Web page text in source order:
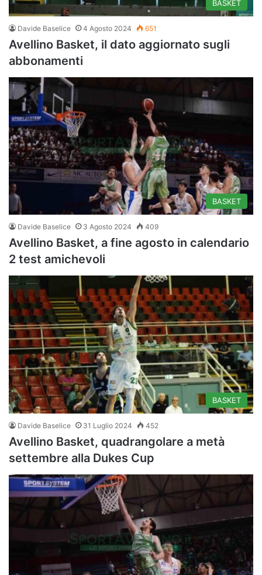
BASKET
Davide Baselice 4 Agosto 2024 651
Avellino Basket, il dato aggiornato sugli
abbonamenti
BASKET
Davide Baselice 3 Agosto 2024 409
Avellino Basket, a fine agosto in calendario
2 test amichevoli
BASKET
Davide Baselice 31 Luglio 2024 452
Avellino Basket, quadrangolare a metà
settembre alla Dukes Cup